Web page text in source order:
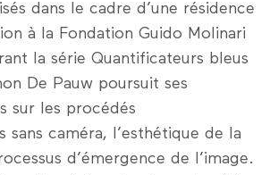
dans le cadre d’une résidence
à la Fondation Guido Molinari
la série Quantificateurs bleus
De Pauw poursuit ses
sur les procédés
sans caméra, l’esthétique de la
d’émergence de l’image.